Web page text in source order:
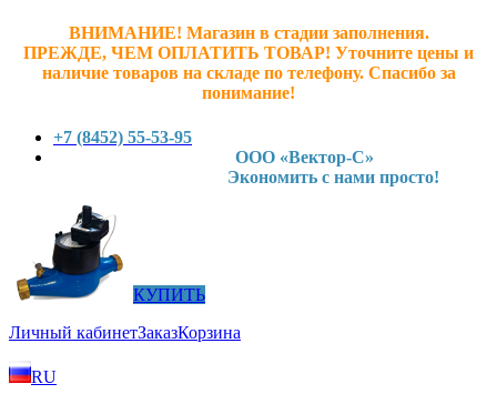
ВНИМАНИЕ! Магазин в стадии заполнения.
ПРЕЖДЕ, ЧЕМ ОПЛАТИТЬ ТОВАР! Уточните цены и
наличие товаров на складе по телефону. Спасибо за
понимание!
+7 (8452) 55-53-95
ООО «Вектор-С»
Экономить с нами просто!
КУПИТЬ
Личный кабинетЗаказКорзина
RU